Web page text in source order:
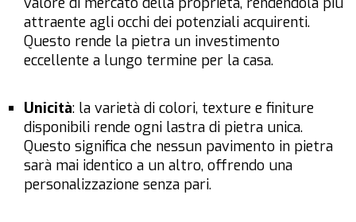
attraente agli occhi dei potenziali acquirenti.
Questo rende la pietra un investimento
eccellente a lungo termine per la casa.
Unicità: la varietà di colori, texture e finiture
disponibili rende ogni lastra di pietra unica.
Questo significa che nessun pavimento in pietra
sarà mai identico a un altro, offrendo una
personalizzazione senza pari.